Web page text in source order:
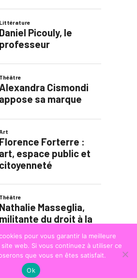
COPYRIGHTLA STRADA
pour vous garantir la meilleure
web. Si vous continuez à utiliser ce
que vous en êtes satisfait.
Ok